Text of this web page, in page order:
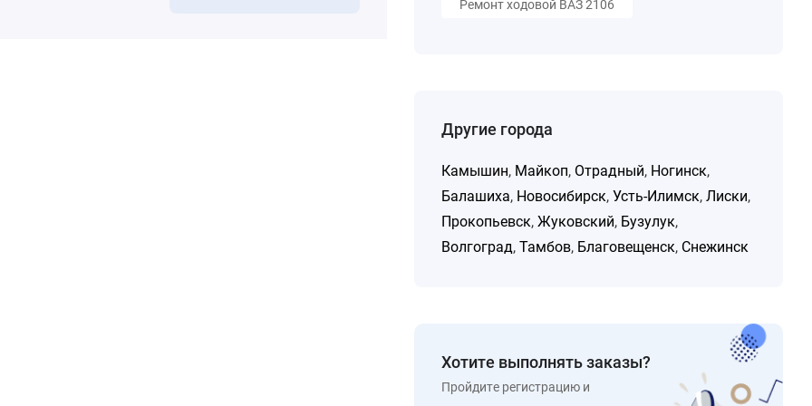
Ремонт ходовой ВАЗ 2106
Другие города
Камышин, Майкоп, Отрадный, Ногинск,
Балашиха, Новосибирск,Усть-Илимск,Лиски,
Прокопьевск,Жуковский, Бузулук,
Волгоград,Тамбов, Благовещенск, Снежинск
Хотите выполнять заказы?
Пройдите регистрацию и